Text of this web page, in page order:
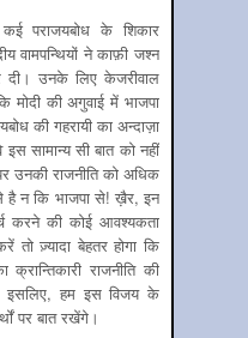
पराजयबोध के शिकार
वामपन्थियों ने काफ़ी जश्न
दी। उनके लिए केजरीवाल
की अगुवाई में भाजपा
की गहरायी का अन्दाज़ा
सामान्य सी बात को नहीं
उनकी राजनीति को अधिक
है न कि भाजपा से! ख़ैर, इन
करने की कोई आवश्यकता
तो ज़्यादा बेहतर होगा कि
राजनीति की
हम इस विजय के
पर बात रखेंगे।